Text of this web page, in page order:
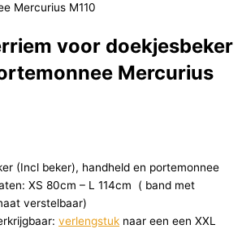
Mercurius M110
voor doekjesbeker
Mercurius
(Incl beker), handheld en portemonnee
XS 80cm – L 114cm ( band met
verstelbaar)
verlengstuk naar een een XXL